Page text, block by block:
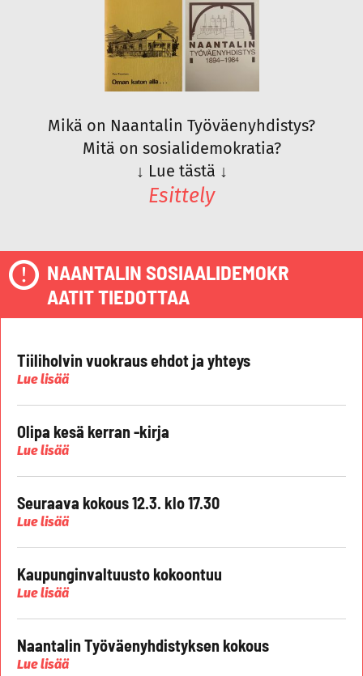
Mikä on Naantalin Työväenyhdistys?
Mitä on sosialidemokratia?
↓ Lue tästä ↓
Esittely
NAANTALIN SOSIAALIDEMOKR
AATIT TIEDOTTAA
Tiiliholvin vuokraus ehdot ja yhteys
Lue lisää
Olipa kesä kerran -kirja
Lue lisää
Seuraava kokous 12.3. klo 17.30
Lue lisää
Kaupunginvaltuusto kokoontuu
Lue lisää
Naantalin Työväenyhdistyksen kokous
Lue lisää